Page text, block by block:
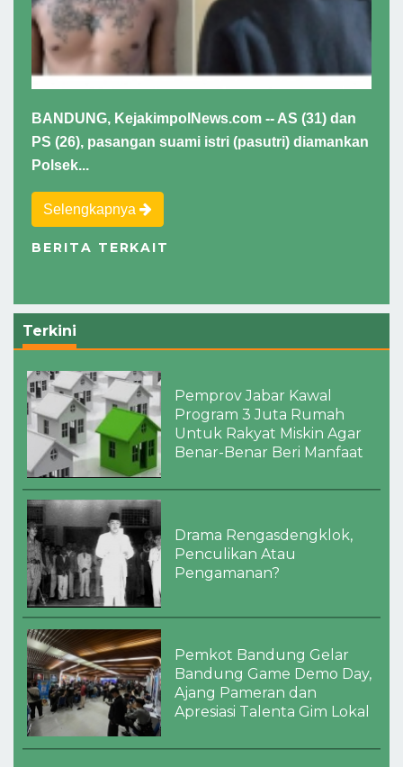
BANDUNG, KejakimpolNews.com -- AS (31) dan
PS (26), pasangan suami istri (pasutri) diamankan
Polsek...
Selengkapnya
BERITA TERKAIT
Terkini
Pemprov Jabar Kawal
Program 3 Juta Rumah
Untuk Rakyat Miskin Agar
Benar-Benar Beri Manfaat
Drama Rengasdengklok,
Penculikan Atau
Pengamanan?
Pemkot Bandung Gelar
Bandung Game Demo Day,
Ajang Pameran dan
Apresiasi Talenta Gim Lokal